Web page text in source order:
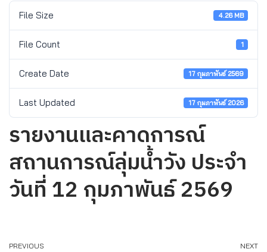
File Size 4.26 MB
File Count 1
Create Date 17 กุมภาพันธ์ 2569
Last Updated 17 กุมภาพันธ์ 2026
รายงานและคาดการณ์
สถานการณ์ลุ่มน้ำวัง ประจำ
วันที่ 12 กุมภาพันธ์ 2569
PREVIOUS NEXT